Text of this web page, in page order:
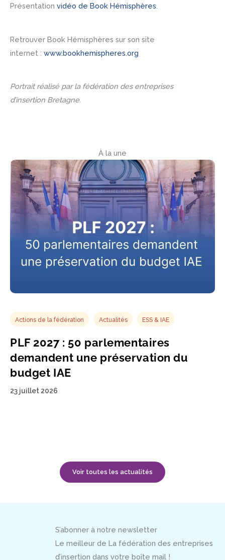
Présentation vidéo de Book Hémisphères
Retrouver Book Hémisphères sur son site
internet : www.bookhemispheres.org
Portrait réalisé par la fédération des entreprises
d’insertion Bretagne.
À la une
Actions de la fédération Actualités ESS & IAE
PLF 2027 : 50 parlementaires
demandent une préservation du
budget IAE
23 juillet 2026
Voir toutes les actualités
S’abonner à notre newsletter
Le meilleur de La fédération des entreprises
d’insertion dans votre boîte mail !